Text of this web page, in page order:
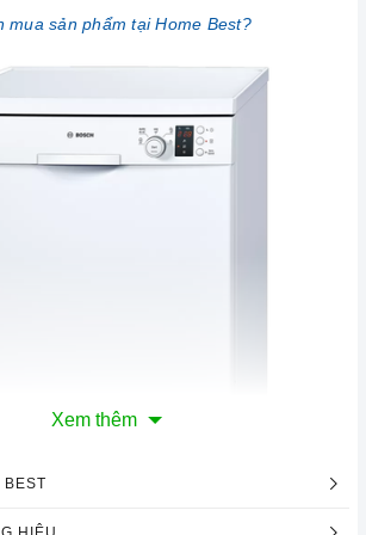
mua sản phẩm tại Home Best?
Xem thêm